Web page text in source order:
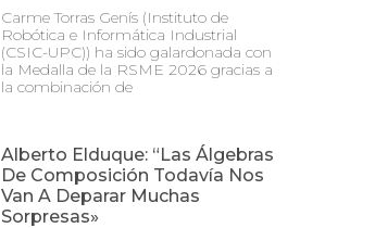
Carme Torras Genís (Instituto de
Robótica e Informática Industrial
(CSIC-UPC)) ha sido galardonada con
la Medalla de la RSME 2026 gracias a
la combinación de
Alberto Elduque: “Las Álgebras
De Composición Todavía Nos
Van A Deparar Muchas
Sorpresas»